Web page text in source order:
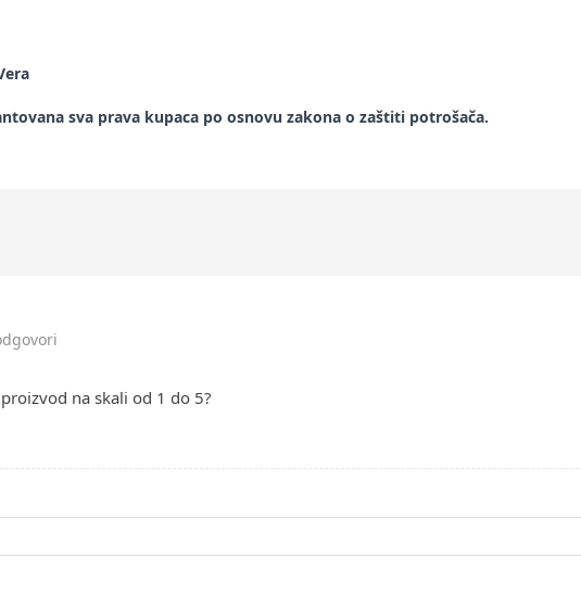
sva prava kupaca po osnovu zakona o zaštiti potrošača.
na skali od 1 do 5?